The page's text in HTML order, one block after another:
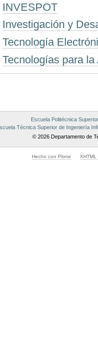
INVESPOT
Investigación y
Tecnología
Tecnologías para
Escuela Politécnica Superior
Técnica Superior de Ingeniería
© 2026 Departamento de
Hecho con Plone XHTML